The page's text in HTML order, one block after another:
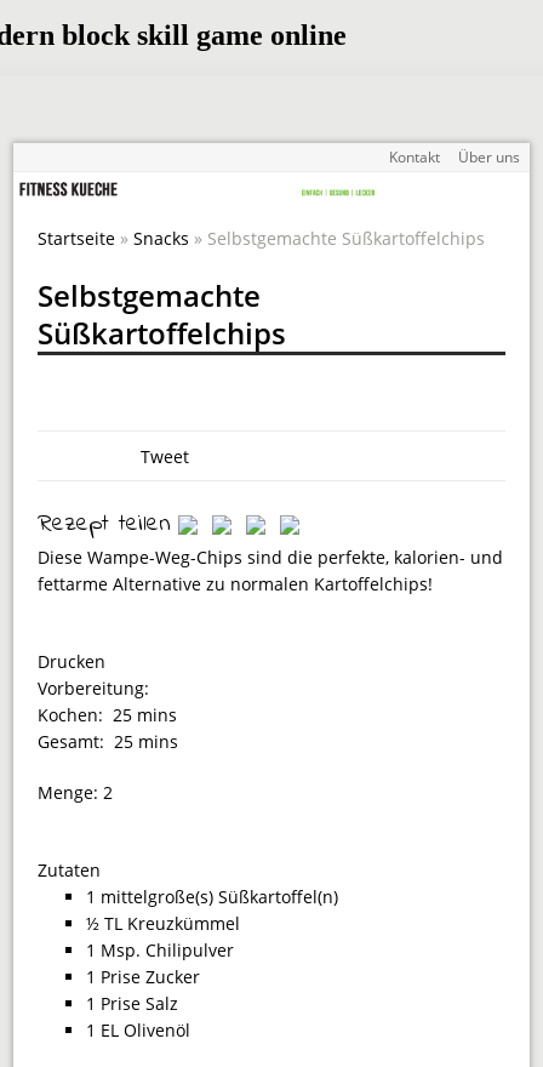
Kontakt Über uns
Startseite »Snacks » Selbstgemachte Süßkartoffelchips
Selbstgemachte
Süßkartoffelchips
Tweet
Rezept teilen
Diese Wampe-Weg-Chips sind die perfekte, kalorien- und
fettarme Alternative zu normalen Kartoffelchips!
Drucken
Vorbereitung:
Kochen: 25 mins
Gesamt: 25 mins
Menge: 2
Zutaten
1 mittelgroße(s) Süßkartoffel(n)
½ TL Kreuzkümmel
1 Msp. Chilipulver
1 Prise Zucker
1 Prise Salz
1 EL Olivenöl